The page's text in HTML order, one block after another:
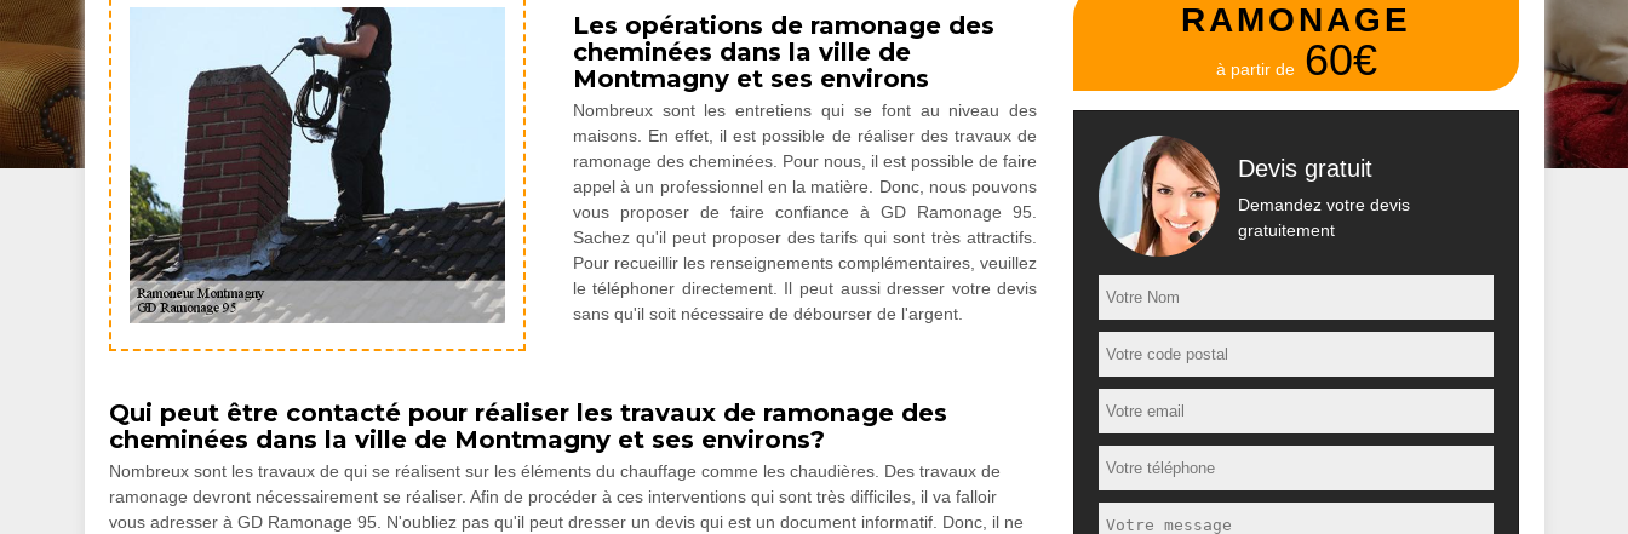
Les opérations de ramonage des
cheminées dans la ville de
Montmagny et ses environs
Nombreux sont les entretiens qui se font au niveau des
maisons. En effet, il est possible de réaliser des travaux de
ramonage des cheminées. Pour nous, il est possible de faire
appel à un professionnel en la matière. Donc, nous pouvons
vous proposer de faire confiance à GD Ramonage 95.
Sachez qu'il peut proposer des tarifs qui sont très attractifs.
Pour recueillir les renseignements complémentaires, veuillez
le téléphoner directement. Il peut aussi dresser votre devis
sans qu'il soit nécessaire de débourser de l'argent.
Qui peut être contacté pour réaliser les travaux de ramonage des
cheminées dans la ville de Montmagny et ses environs?
Nombreux sont les travaux de qui se réalisent sur les éléments du chauffage comme les chaudières. Des travaux de
ramonage devront nécessairement se réaliser. Afin de procéder à ces interventions qui sont très difficiles, il va falloir
vous adresser à GD Ramonage 95. N'oubliez pas qu'il peut dresser un devis qui est un document informatif. Donc, il ne
RAMONAGE
à partir de 60€
Devis gratuit
Demandez votre devis
gratuitement